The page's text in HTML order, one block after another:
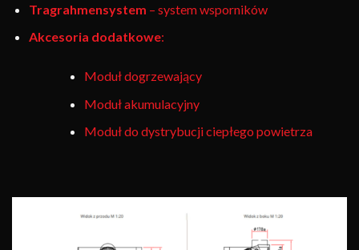
Tragrahmensystem – system wsporników
Akcesoria dodatkowe:
Moduł dogrzewający
Moduł akumulacyjny
Moduł do dystrybucji ciepłego powietrza